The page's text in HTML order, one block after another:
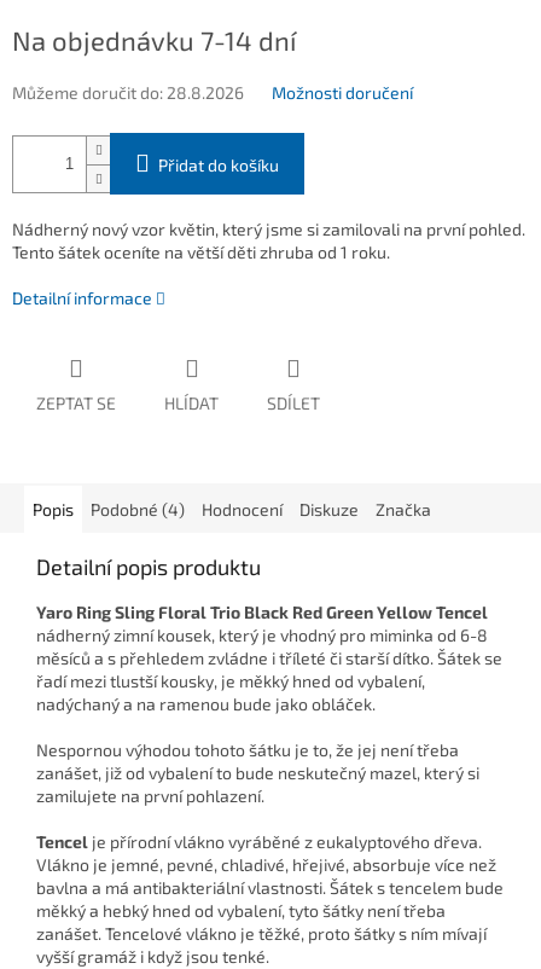
cena:
Na objednávku 7-14 dní
Můžeme doručit do: 28.8.2026 Možnosti doručení
Přidat do košíku
Nádherný nový vzor květin, který jsme si zamilovali na první pohled.
Tento šátek oceníte na větší děti zhruba od 1 roku.
Detailní informace
ZEPTAT SE HLÍDAT SDÍLET
Popis Podobné (4) Hodnocení Diskuze Značka
Detailní popis produktu
Yaro Ring Sling Floral Trio Black Red Green Yellow Tencel
nádherný zimní kousek, který je vhodný pro miminka od 6-8
měsíců a s přehledem zvládne i tříleté či starší dítko. Šátek se
řadí mezi tlustší kousky, je měkký hned od vybalení,
nadýchaný a na ramenou bude jako obláček.
Nespornou výhodou tohoto šátku je to, že jej není třeba
zanášet, již od vybalení to bude neskutečný mazel, který si
zamilujete na první pohlazení.
Tencel je přírodní vlákno vyráběné z eukalyptového dřeva.
Vlákno je jemné, pevné, chladivé, hřejivé, absorbuje více než
bavlna a má antibakteriální vlastnosti. Šátek s tencelem bude
měkký a hebký hned od vybalení, tyto šátky není třeba
zanášet. Tencelové vlákno je těžké, proto šátky s ním mívají
vyšší gramáž i když jsou tenké.